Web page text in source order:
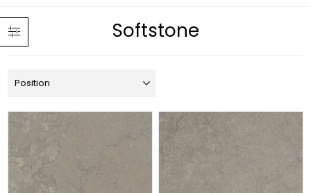
Softstone